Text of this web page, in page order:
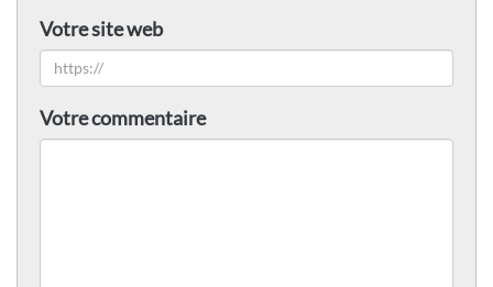
Votre site web
Votre commentaire